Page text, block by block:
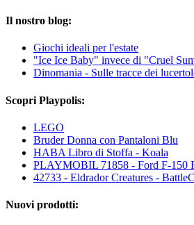
Il nostro blog:
Giochi ideali per l'estate
"Ice Ice Baby" invece di "Cruel
Dinomania - Sulle tracce dei
Scopri Playpolis:
LEGO
Bruder Donna con Pantaloni Blu
HABA Libro di Stoffa - Koala
PLAYMOBIL 71858 - Ford F-150
42733 - Eldrador Creatures -
Nuovi prodotti: